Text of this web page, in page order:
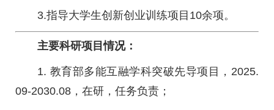
3.指导大学生创新创业训练项目10余项。
主要科研项目情况：
1. 教育部多能互融学科突破先导项目，2025.
09-2030.08，在研，任务负责；